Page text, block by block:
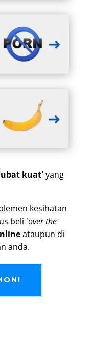
kuat'yang
kesihatan
beli 'over the
ataupun di
anda.